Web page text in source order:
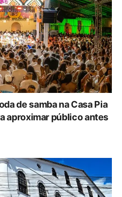
de samba na Casa Pia
aproximar público antes